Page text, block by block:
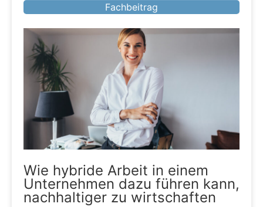
Fachbeitrag
Wie hybride Arbeit in einem
Unternehmen dazu führen kann,
nachhaltiger zu wirtschaften